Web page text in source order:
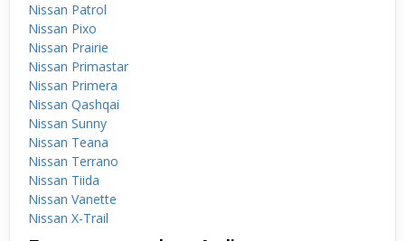
Nissan Patrol
Nissan Pixo
Nissan Prairie
Nissan Primastar
Nissan Primera
Nissan Qashqai
Nissan Sunny
Nissan Teana
Nissan Terrano
Nissan Tiida
Nissan Vanette
Nissan X-Trail